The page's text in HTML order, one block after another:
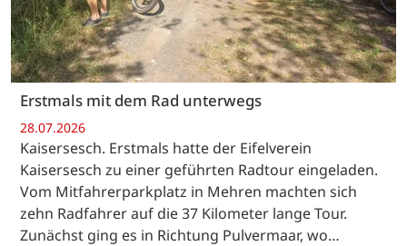
Erstmals mit dem Rad unterwegs
28.07.2026
Kaisersesch. Erstmals hatte der Eifelverein
Kaisersesch zu einer geführten Radtour eingeladen.
Vom Mitfahrerparkplatz in Mehren machten sich
zehn Radfahrer auf die 37 Kilometer lange Tour.
Zunächst ging es in Richtung Pulvermaar, wo…